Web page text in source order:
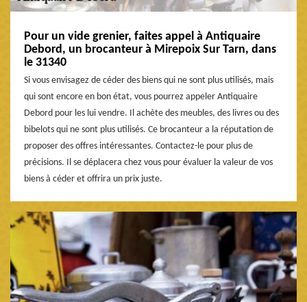
Pour un vide grenier, faites appel à Antiquaire
Debord, un brocanteur à Mirepoix Sur Tarn, dans
le 31340
Si vous envisagez de céder des biens qui ne sont plus utilisés, mais
qui sont encore en bon état, vous pourrez appeler Antiquaire
Debord pour les lui vendre. Il achète des meubles, des livres ou des
bibelots qui ne sont plus utilisés. Ce brocanteur a la réputation de
proposer des offres intéressantes. Contactez-le pour plus de
précisions. Il se déplacera chez vous pour évaluer la valeur de vos
biens à céder et offrira un prix juste.